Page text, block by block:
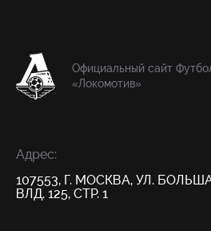
Официальный сайт
«Локомотив»
Адрес:
107553, Г. МОСКВА, УЛ.
ВЛД. 125, СТР. 1